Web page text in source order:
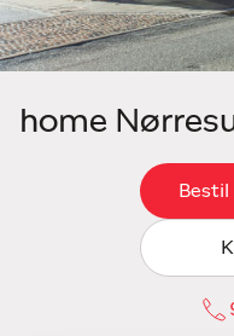
home
Bestil